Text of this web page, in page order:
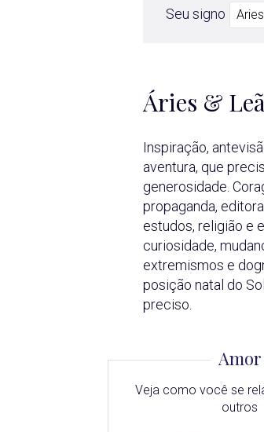
Seu signo
Áries &
Inspiração,
aventura, que
generosidade.
propaganda,
estudos, religião e
curiosidade,
extremismos e
posição natal do
preciso.
Amor
Veja como você se
outros